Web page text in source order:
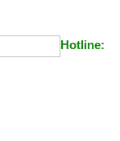
Hotline: